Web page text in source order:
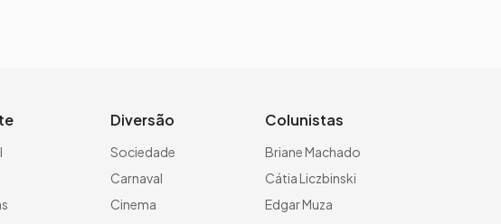
Diversão
Sociedade
Carnaval
Cinema
Colunistas
Briane Machado
Cátia Liczbinski
Edgar Muza